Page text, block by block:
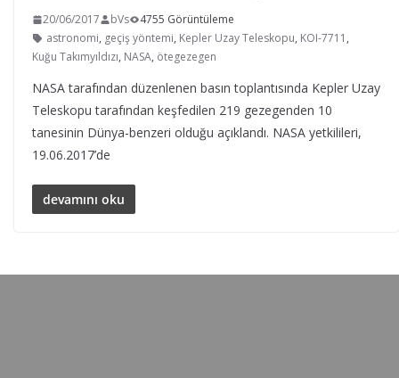
20/06/2017 bVs
4755 Görüntüleme
astronomi, geçiş yöntemi, Kepler Uzay Teleskopu, KOI-7711 ,
Kuğu Takımyıldızı, NASA, ötegezegen
NASA tarafından düzenlenen basın toplantısında Kepler Uzay
Teleskopu tarafından keşfedilen 219 gezegenden 10
tanesinin Dünya-benzeri olduğu açıklandı. NASA yetkilileri,
19.06.2017’de
devamını oku